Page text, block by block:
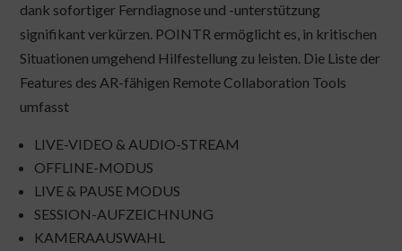
dank sofortiger Ferndiagnose und -unterstützung
signifikant verkürzen. POINTR ermöglicht es, in kritischen
Situationen umgehend Hilfestellung zu leisten. Die Liste der
Features des AR-fähigen Remote Collaboration Tools
umfasst
LIVE-VIDEO & AUDIO-STREAM
OFFLINE-MODUS
LIVE & PAUSE MODUS
SESSION-AUFZEICHNUNG
KAMERAAUSWAHL